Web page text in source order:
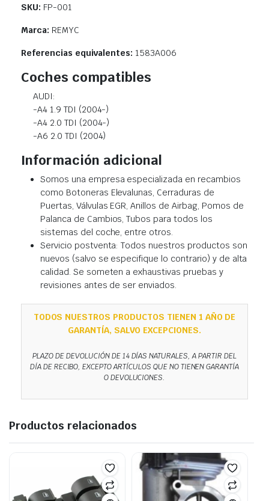
SKU: FP-001
Marca: REMYC
Referencias equivalentes: 1583A006
Coches compatibles
AUDI:
-A4 1.9 TDI (2004-)
-A4 2.0 TDI (2004-)
-A6 2.0 TDI (2004)
Información adicional
Somos una empresa especializada en recambios
como Botoneras Elevalunas, Cerraduras de
Puertas, Válvulas EGR, Anillos de Airbag, Pomos de
Palanca de Cambios, Tubos para todos los
sistemas del coche, entre otros.
Servicio postventa: Todos nuestros productos son
nuevos (salvo se especifique lo contrario) y de alta
calidad. Se someten a exhaustivas pruebas y
revisiones antes de ser enviados.
TODOS NUESTROS PRODUCTOS TIENEN 1 AÑO DE
GARANTÍA, SALVO EXCEPCIONES.
PLAZO DE DEVOLUCIÓN DE 14 DÍAS NATURALES, A PARTIR DEL
DÍA DE RECIBO, EXCEPTO ARTÍCULOS QUE NO TIENEN GARANTÍA
O DEVOLUCIONES.
Productos relacionados